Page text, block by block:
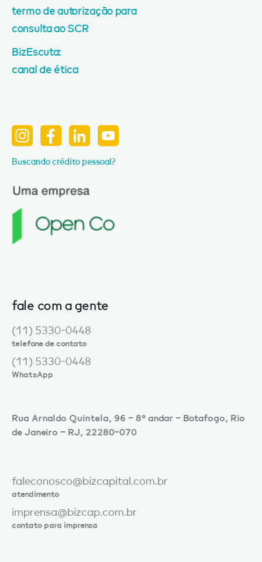
termo de autorização para
consulta ao SCR
BizEscuta:
canal de ética
Buscando crédito pessoal?
fale com a gente
(11) 5330-0448
telefone de contato
(11) 5330-0448
WhatsApp
Rua Arnaldo Quintela, 96 – 8º andar – Botafogo, Rio
de Janeiro – RJ, 22280-070
faleconosco@bizcapital.com.br
atendimento
imprensa@bizcap.com.br
contato para imprensa